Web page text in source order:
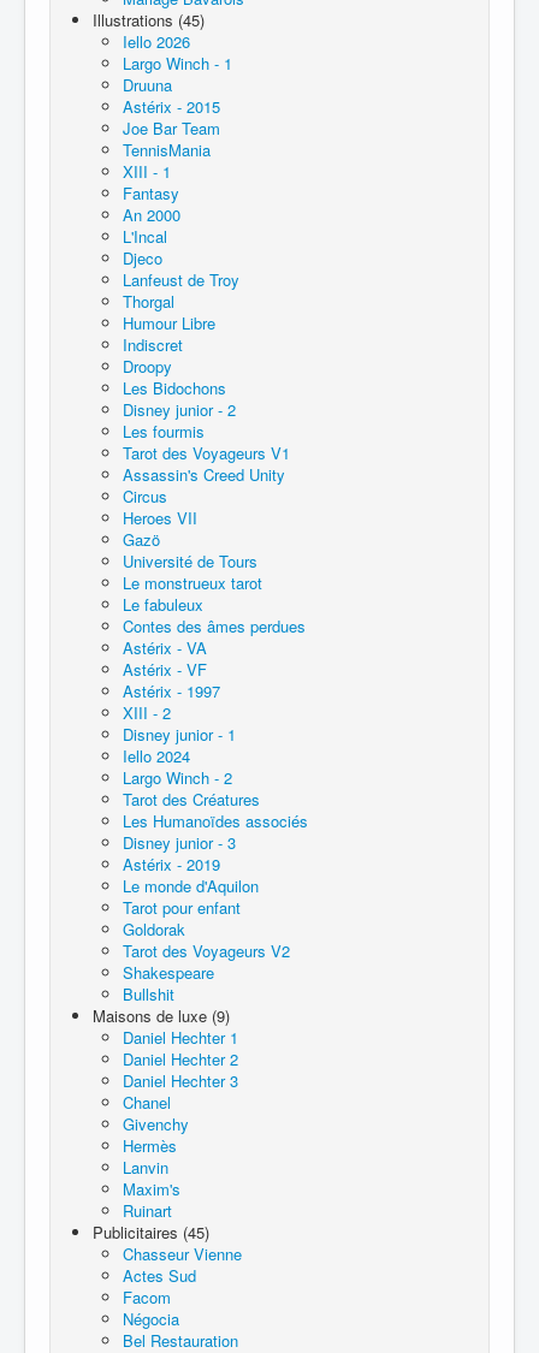
Illustrations (45)
Iello 2026
Largo Winch - 1
Druuna
Astérix - 2015
Joe Bar Team
TennisMania
XIII - 1
Fantasy
An 2000
L'Incal
Djeco
Lanfeust de Troy
Thorgal
Humour Libre
Indiscret
Droopy
Les Bidochons
Disney junior - 2
Les fourmis
Tarot des Voyageurs V1
Assassin's Creed Unity
Circus
Heroes VII
Gazö
Université de Tours
Le monstrueux tarot
Le fabuleux
Contes des âmes perdues
Astérix - VA
Astérix - VF
Astérix - 1997
XIII - 2
Disney junior - 1
Iello 2024
Largo Winch - 2
Tarot des Créatures
Les Humanoïdes associés
Disney junior - 3
Astérix - 2019
Le monde d'Aquilon
Tarot pour enfant
Goldorak
Tarot des Voyageurs V2
Shakespeare
Bullshit
Maisons de luxe (9)
Daniel Hechter 1
Daniel Hechter 2
Daniel Hechter 3
Chanel
Givenchy
Hermès
Lanvin
Maxim's
Ruinart
Publicitaires (45)
Chasseur Vienne
Actes Sud
Facom
Négocia
Bel Restauration